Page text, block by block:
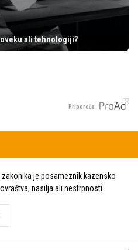
ali tehnologiji?
Priporoča
zakonika je posameznik kazensko
nasilja ali nestrpnosti.